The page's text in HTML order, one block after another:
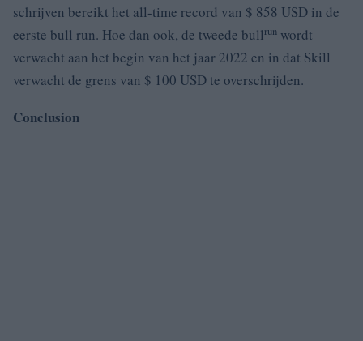
schrijven bereikt het all-time record van $ 858 USD in de
eerste bull run. Hoe dan ook, de tweede bullrun wordt
verwacht aan het begin van het jaar 2022 en in dat Skill
verwacht de grens van $ 100 USD te overschrijden.
Conclusion